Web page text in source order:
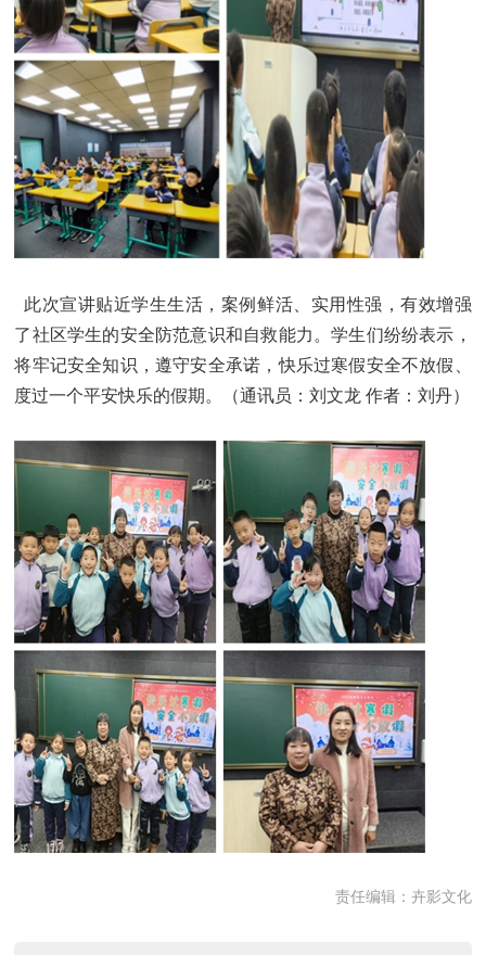
此次宣讲贴近学生生活，案例鲜活、实用性强，有效增强
了社区学生的安全防范意识和自救能力。学生们纷纷表示，
将牢记安全知识，遵守安全承诺，快乐过寒假安全不放假、
度过一个平安快乐的假期。（通讯员：刘文龙 作者：刘丹）
责任编辑：卉影文化